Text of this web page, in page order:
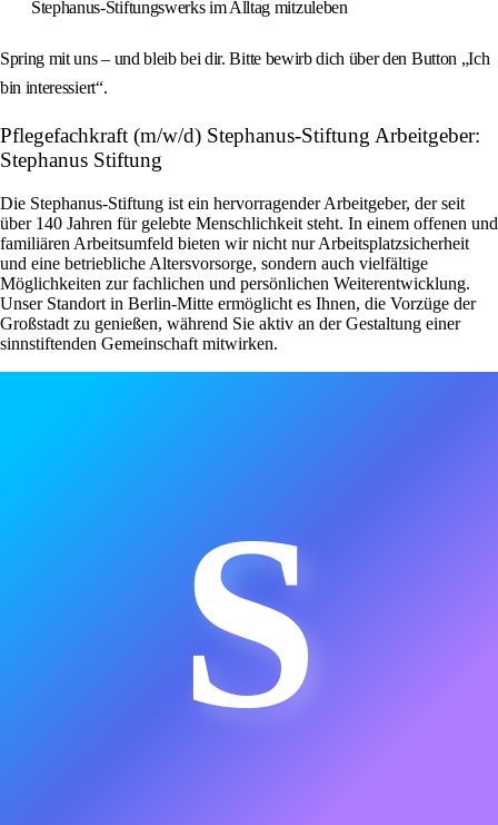
Stephanus‑Stiftungswerks im Alltag mitzuleben
Spring mit uns – und bleib bei dir. Bitte bewirb dich über den Button „Ich
bin interessiert“.
Pflegefachkraft (m/w/d) Stephanus-Stiftung Arbeitgeber:
Stephanus Stiftung
Die Stephanus-Stiftung ist ein hervorragender Arbeitgeber, der seit
über 140 Jahren für gelebte Menschlichkeit steht. In einem offenen und
familiären Arbeitsumfeld bieten wir nicht nur Arbeitsplatzsicherheit
und eine betriebliche Altersvorsorge, sondern auch vielfältige
Möglichkeiten zur fachlichen und persönlichen Weiterentwicklung.
Unser Standort in Berlin-Mitte ermöglicht es Ihnen, die Vorzüge der
Großstadt zu genießen, während Sie aktiv an der Gestaltung einer
sinnstiftenden Gemeinschaft mitwirken.
S